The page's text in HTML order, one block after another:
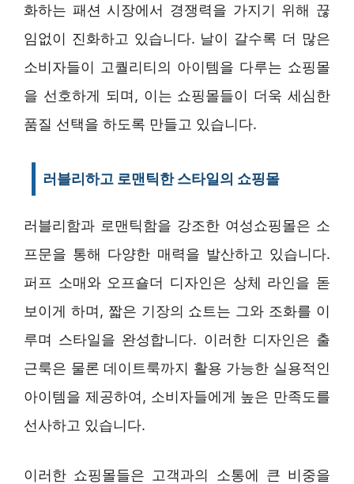
화하는 패션 시장에서 경쟁력을 가지기 위해 끊
임없이 진화하고 있습니다. 날이 갈수록 더 많은
소비자들이 고퀄리티의 아이템을 다루는 쇼핑몰
을 선호하게 되며, 이는 쇼핑몰들이 더욱 세심한
품질 선택을 하도록 만들고 있습니다.
러블리하고 로맨틱한 스타일의 쇼핑몰
러블리함과 로맨틱함을 강조한 여성쇼핑몰은 소
프문을 통해 다양한 매력을 발산하고 있습니다.
퍼프 소매와 오프숄더 디자인은 상체 라인을 돋
보이게 하며, 짧은 기장의 쇼트는 그와 조화를 이
루며 스타일을 완성합니다. 이러한 디자인은 출
근룩은 물론 데이트룩까지 활용 가능한 실용적인
아이템을 제공하여, 소비자들에게 높은 만족도를
선사하고 있습니다.
이러한 쇼핑몰들은 고객과의 소통에 큰 비중을